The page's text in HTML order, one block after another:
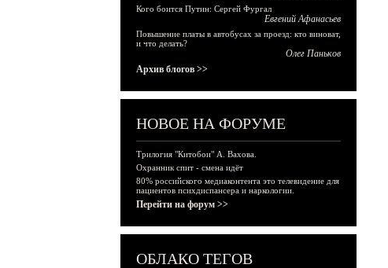
Кого боится Путин: Сергей Фургал
Евгений Афанасьев
Повышение платы в автобусах за проезд: кто виноват,
и что делать?
Олег Паньков
Архив блогов >>
НОВОЕ НА ФОРУМЕ
Трилогия "Китобои" А. Вахова.
Охранник спит - смена идёт
80% российского медиаконтента это телевидение для
пациентов психдиспансера и наркологии.
Перейти на форум >>
ОБЛАКО ТЕГОВ